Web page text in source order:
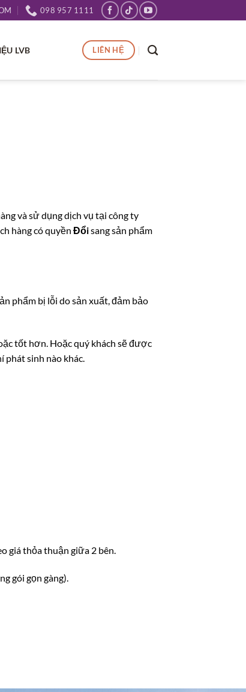
098 957 1111
LVB LIÊN HỆ
và sử dụng dịch vụ tại công ty
hàng có quyền Đổisang sản phẩm
phẩm bị lỗi do sản xuất, đảm bảo
tốt hơn. Hoặc quý khách sẽ được
sinh nào khác.
giá thỏa thuận giữa 2 bên.
gói gọn gàng).